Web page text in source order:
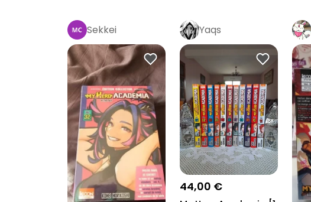
Sekkei Yaqs
44,00 €